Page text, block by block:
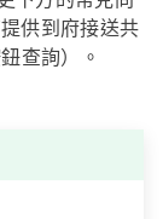
供到府接送共
查詢）。